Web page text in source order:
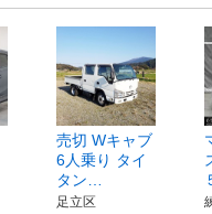
売切 Wキャブ
6人乗り タイ
タン…
足立区